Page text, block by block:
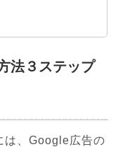
法３ステップ
は、Google広告の